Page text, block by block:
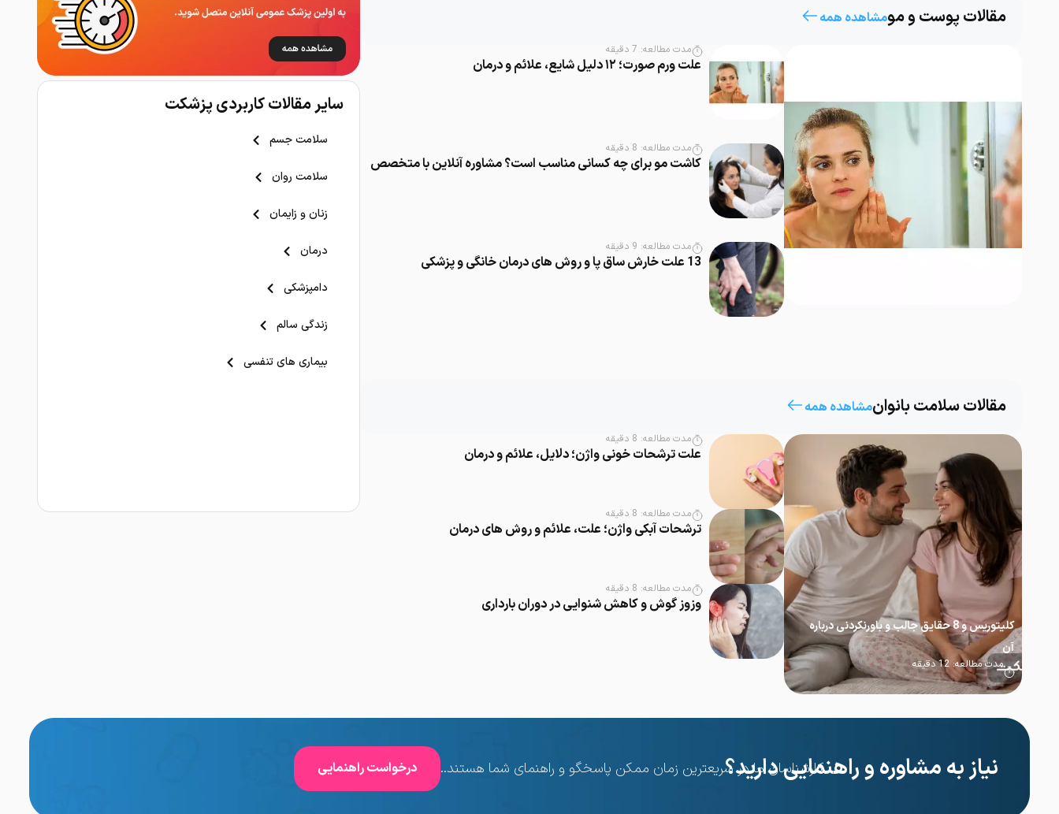
مقالات پوست و مومشاهده همه
مدت مطالعه: 7 دقیقه
علت ورم صورت؛ ۱۲ دلیل شایع، علائم و درمان
مدت مطالعه: 8 دقیقه
کاشت مو برای چه کسانی مناسب است؟ مشاوره آنلاین با متخصص
مدت مطالعه: 9 دقیقه
13 علت خارش ساق پا و روش های درمان خانگی و پزشکی
مقالات سلامت بانوانمشاهده همه
کلیتوریس و 8 حقایق جالب و باورنکردنی درباره
آن
مدت مطالعه: 12 دقیقه
مدت مطالعه: 8 دقیقه
علت ترشحات خونی واژن؛ دلایل، علائم و درمان
مدت مطالعه: 8 دقیقه
ترشحات آبکی واژن؛ علت، علائم و روش های درمان
مدت مطالعه: 8 دقیقه
وزوز گوش و کاهش شنوایی در دوران بارداری
سایر مقالات کاربردی پزشکت
سلامت جسم
سلامت روان
زنان و زایمان
درمان
دامپزشکی
زندگی سالم
بیماری های تنفسی
نیاز به مشاوره و راهنمایی دارید؟کارشناسان ما در سریعترین زمان ممکن پاسخگو و راهنمای شما هستند.. درخواست راهنمایی